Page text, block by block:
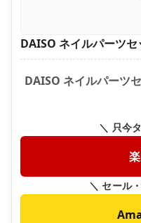
DAISO ネイルパーツセ
DAISO ネイルパーツ
＼ 只今
＼ セール